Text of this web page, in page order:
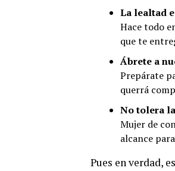
La lealtad
Hace todo
que te
Ábrete a
Prepárate
querrá
No tolera
Mujer de
alcance
Pues en verdad,